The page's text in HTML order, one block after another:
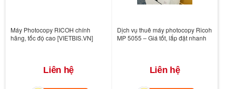
Máy Photocopy RICOH chính
hãng, tốc độ cao [VIETBIS.VN]
Liên hệ
Dịch vụ thuê máy photocopy Ricoh
MP 5055 – Giá tốt, lắp đặt nhanh
Liên hệ